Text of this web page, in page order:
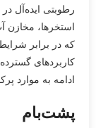
رطوبتی ایده‌آل
استخرها، مخازن
که در برابر
کاربردهای
ادامه به موارد
پشت‌بام